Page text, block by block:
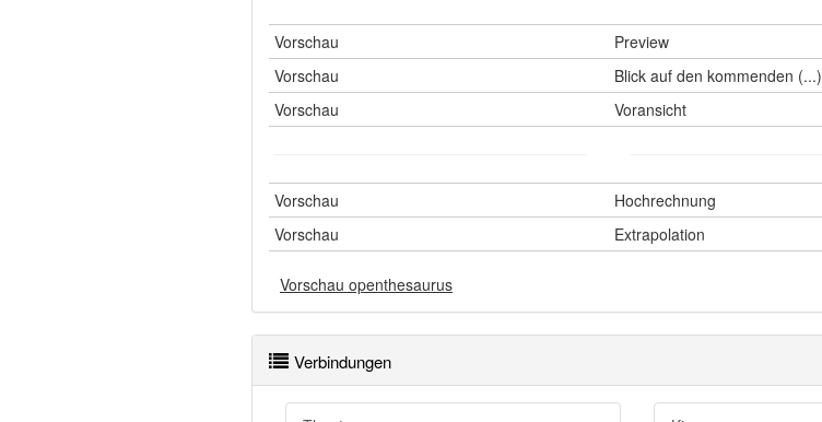
Vorschau
Preview
Vorschau
Blick auf den kommenden (...)
Vorschau
Voransicht
Vorschau
Hochrechnung
Vorschau
Extrapolation
Vorschau openthesaurus
Verbindungen